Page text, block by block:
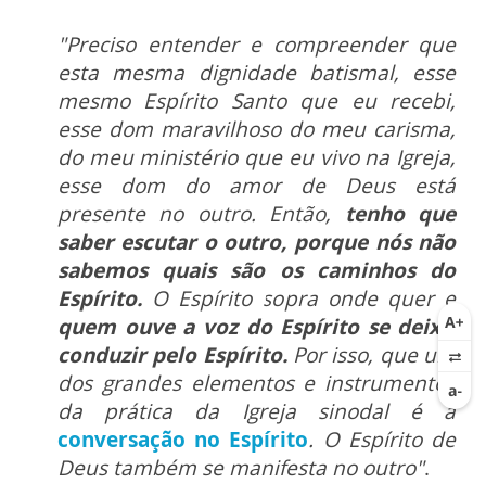
"Preciso entender e compreender que
esta mesma dignidade batismal, esse
mesmo Espírito Santo que eu recebi,
esse dom maravilhoso do meu carisma,
do meu ministério que eu vivo na Igreja,
esse dom do amor de Deus está
presente no outro. Então, tenho que
saber escutar o outro, porque nós não
sabemos quais são os caminhos do
Espírito. O Espírito sopra onde quer e
quem ouve a voz do Espírito se deixa
conduzir pelo Espírito.Por isso, que um
dos grandes elementos e instrumentos
da prática da Igreja sinodal é a
conversação no Espírito. O Espírito de
Deus também se manifesta no outro".